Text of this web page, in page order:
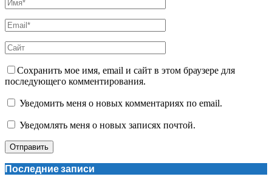
Сохранить мое имя, email и сайт в этом браузере для
последующего комментирования.
Уведомить меня о новых комментариях по email.
Уведомлять меня о новых записях почтой.
Последние записи